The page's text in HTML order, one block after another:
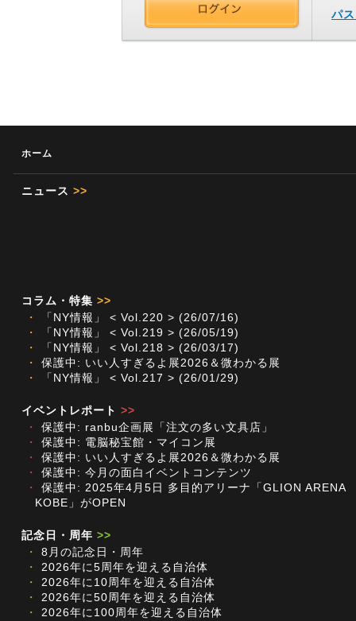
パ
ホーム
ニュース >>
コラム・特集 >>
・
「NY情報」 < Vol.220 > (26/07/16)
・
「NY情報」 < Vol.219 > (26/05/19)
・
「NY情報」 < Vol.218 > (26/03/17)
・
保護中: いい人すぎるよ展2026＆微わかる展
・
「NY情報」 < Vol.217 > (26/01/29)
イベントレポート >>
・
保護中: ranbu企画展「注文の多い文具店」
・
保護中: 電脳秘宝館・マイコン展
・
保護中: いい人すぎるよ展2026＆微わかる展
・
保護中: 今月の面白イベントコンテンツ
・
保護中: 2025年4月5日 多目的アリーナ「GLION ARENA
KOBE」がOPEN
記念日・周年 >>
・
8月の記念日・周年
・
2026年に5周年を迎える自治体
・
2026年に10周年を迎える自治体
・
2026年に50周年を迎える自治体
・
2026年に100周年を迎える自治体